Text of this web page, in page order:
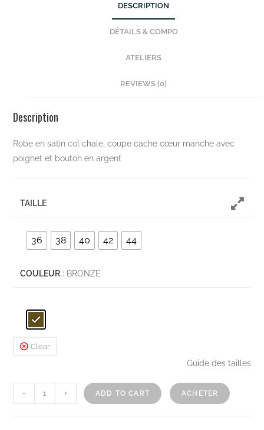
DESCRIPTION
DÉTAILS & COMPO
ATELIERS
REVIEWS (0)
Description
Robe en satin col chale, coupe cache cœur manche avec
poignet et bouton en argent
TAILLE
36 38 40 42 44
COULEUR : BRONZE
Clear
Guide des tailles
- + ADD TO CART ACHETER